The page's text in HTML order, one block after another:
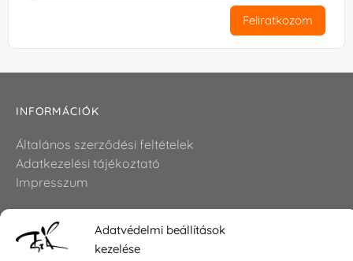
Adatvédelmi beállítások
kezelése
Feliratkozom
INFORMÁCIÓK
Általános szerződési feltételek
Adatkezelési tájékoztató
Impresszum
KAPCSOLAT